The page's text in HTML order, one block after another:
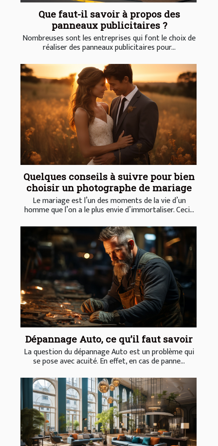
Que faut-il savoir à propos des
panneaux publicitaires ?
Nombreuses sont les entreprises qui font le choix de
réaliser des panneaux publicitaires pour...
Quelques conseils à suivre pour bien
choisir un photographe de mariage
Le mariage est l’un des moments de la vie d’un
homme que l’on a le plus envie d’immortaliser. Ceci...
Dépannage Auto, ce qu’il faut savoir
La question du dépannage Auto est un problème qui
se pose avec acuité. En effet, en cas de panne...